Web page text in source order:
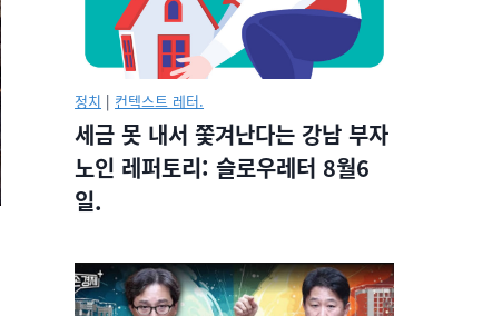
정치 | 컨텍스트 레터.
세금 못 내서 쫓겨난다는 강남 부자
노인 레퍼토리: 슬로우레터 8월6
일.